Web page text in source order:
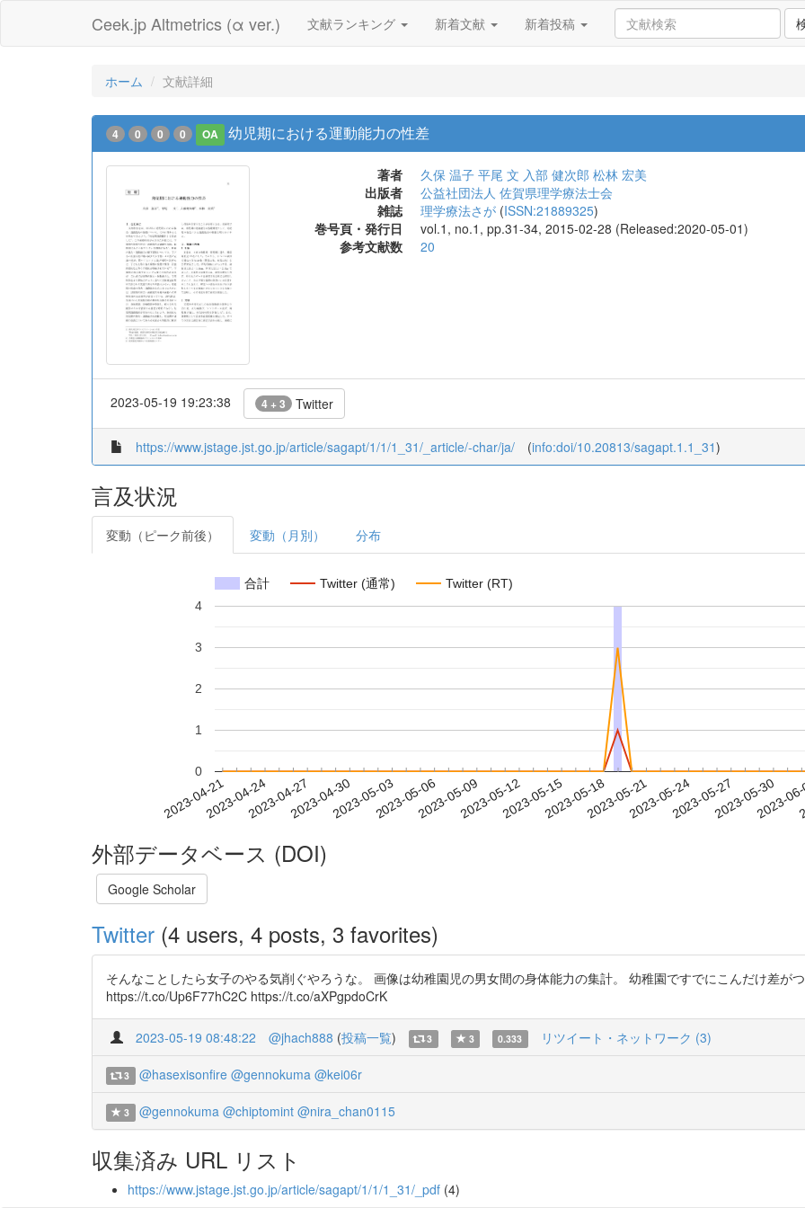
Ceek.jp Altmetrics (α ver.) 文献ランキング 新着文献 新着投稿
ホーム 文献詳細
4 0 0 0 OA 幼児期における運動能力の性差
著者 久保 温子 平尾 文 入部 健次郎 松林 宏美
出版者
公益社団法人 佐賀県理学療法士会
雑誌
理学療法さが (ISSN:21889325)
巻号頁・発行日
vol.1, no.1, pp.31-34, 2015-02-28 (Released:2020-05-01)
参考文献数
20
2023-05-19 19:23:38 4 + 3 Twitter
https://www.jstage.jst.go.jp/article/sagapt/1/1/1_31/_article/-char/ja/ (info:doi/10.20813/sagapt.1.1_31)
言及状況
変動（ピーク前後） 変動（月別） 分布
合計 Twitter (通常) Twitter (RT)
2023-04-212023-04-242023-04-272023-04-302023-05-032023-05-062023-05-092023-05-122023-05-152023-05-182023-05-212023-05-242023-05-272023-05-30
2023-
0
1
2
3
4
外部データベース (DOI)
Google Scholar
Twitter (4 users, 4 posts, 3 favorites)
そんなことしたら女子のやる気削ぐやろうな。 画像は幼稚園児の男女間の身体能力の集計。 幼稚園ですでにこんだけ差が
https://t.co/Up6F77hC2C https://t.co/aXPgpdoCrK
2023-05-19 08:48:22 @jhach888 (投稿一覧) 3 3 0.333 リツイート・ネットワーク (3)
3 @hasexisonfire @gennokuma @kei06r
3 @gennokuma @chiptomint @nira_chan0115
収集済み URL リスト
https://www.jstage.jst.go.jp/article/sagapt/1/1/1_31/_pdf (4)